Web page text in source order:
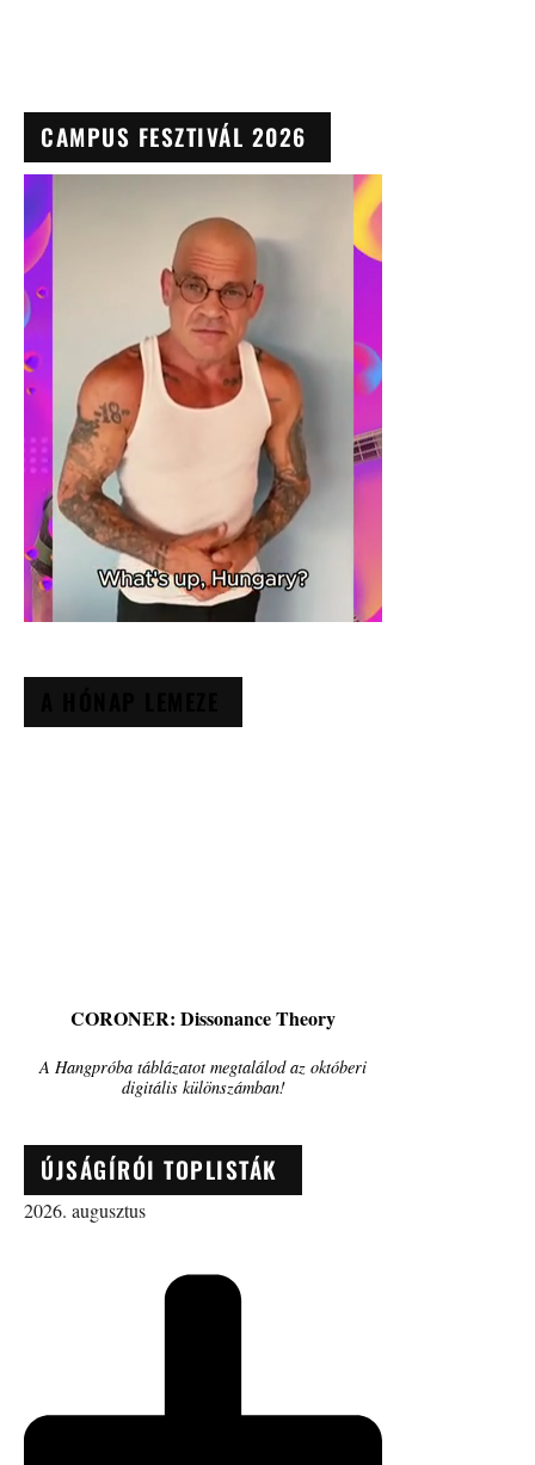
CAMPUS FESZTIVÁL 2026
CORONER: Dissonance Theory
A Hangpróba táblázatot megtalálod az októberi
digitális különszámban!
ÚJSÁGÍRÓI TOPLISTÁK
2026. augusztus